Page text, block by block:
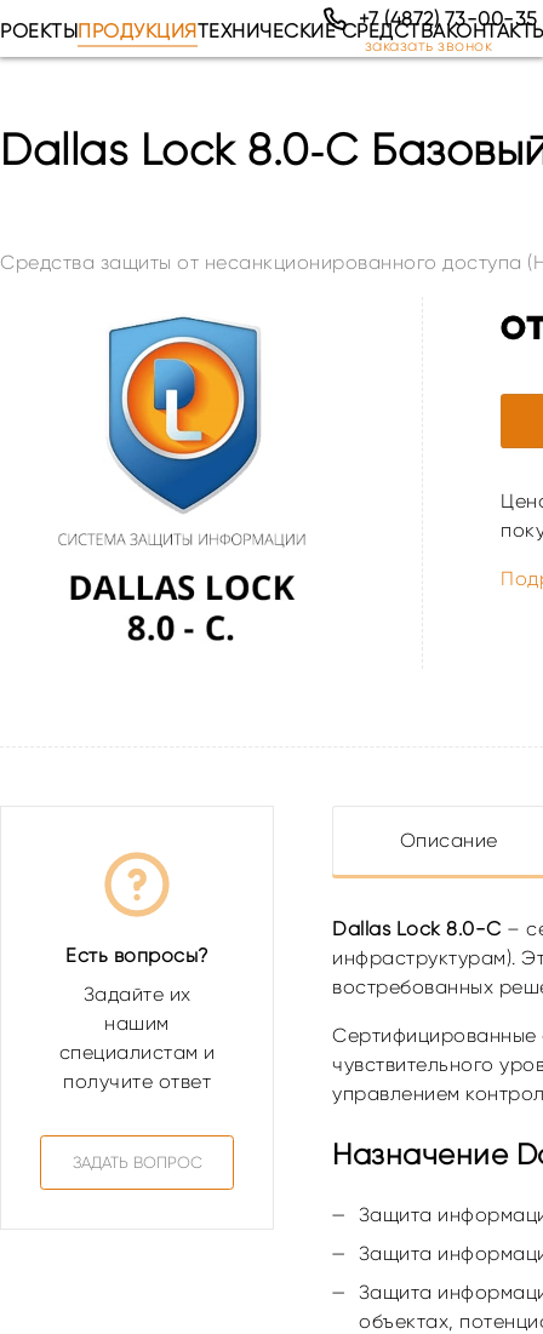
ПРОДУКЦИЯТЕХНИЧЕСКИЕ СРЕДСТВА+7 (4872) 73-00-35
заказать звонок
Dallas Lock 8.0‑С
Средства защиты от несанкционированного доступа
Описание
Dallas Lock 8.0-C –
инфраструктурам).
востребованных
Сертифицированные
чувствительного
управлением
Назначение
Защита
Защита
Защита
объектах,
Есть вопросы?
Задайте их
нашим
специалистам и
получите ответ
ЗАДАТЬ ВОПРОС